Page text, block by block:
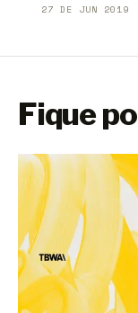
27 DE JUN 2019
Fique